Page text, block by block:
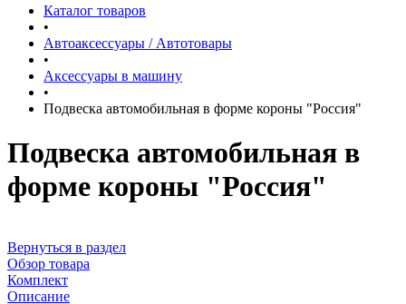
Каталог товаров
•
Автоаксессуары / Автотовары
•
Аксессуары в машину
•
Подвеска автомобильная в форме короны "Россия"
Подвеска автомобильная в
форме короны "Россия"
Вернуться в раздел
Обзор товара
Комплект
Описание